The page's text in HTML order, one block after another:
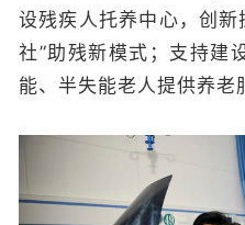
设残疾人托养中心，创
社”助残新模式；支持建
能、半失能老人提供养